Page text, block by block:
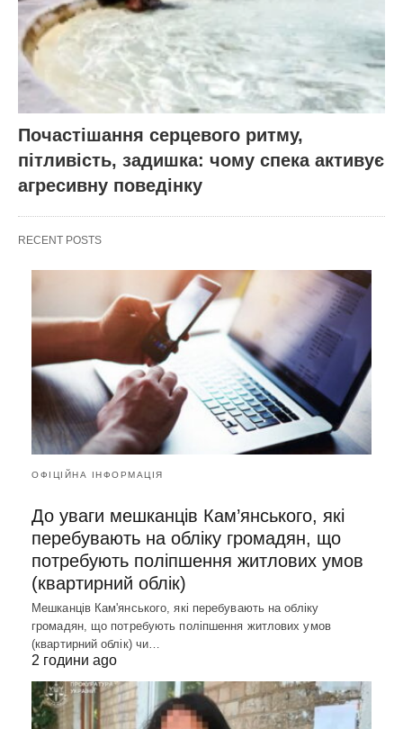
Почастішання серцевого ритму,
пітливість, задишка: чому спека активує
агресивну поведінку
RECENT POSTS
ОФІЦІЙНА ІНФОРМАЦІЯ
До уваги мешканців Кам’янського, які
перебувають на обліку громадян, що
потребують поліпшення житлових умов
(квартирний облік)
Мешканців Кам'янського, які перебувають на обліку
громадян, що потребують поліпшення житлових умов
(квартирний облік) чи…
2 години ago